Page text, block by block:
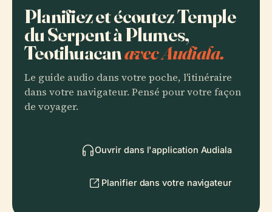
Planifiez et écoutez Temple
du Serpent à Plumes,
Teotihuacanavec Audiala.
Le guide audio dans votre poche, l'itinéraire
dans votre navigateur. Pensé pour votre façon
de voyager.
Ouvrir dans l'application Audiala
Planifier dans votre navigateur